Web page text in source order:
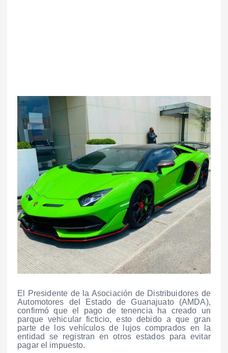
El Presidente de la Asociación de Distribuidores de
Automotores del Estado de Guanajuato (AMDA),
confirmó que el pago de tenencia ha creado un
parque vehicular ficticio, esto debido a que gran
parte de los vehículos de lujos comprados en la
entidad se registran en otros estados para evitar
pagar el impuesto.